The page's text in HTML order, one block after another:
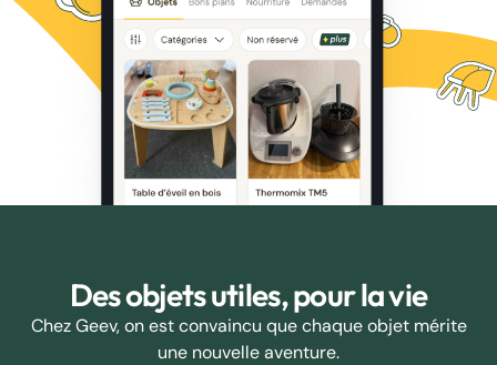
Des objets utiles, pour la vie
Chez Geev, on est convaincu que chaque objet mérite
une nouvelle aventure.